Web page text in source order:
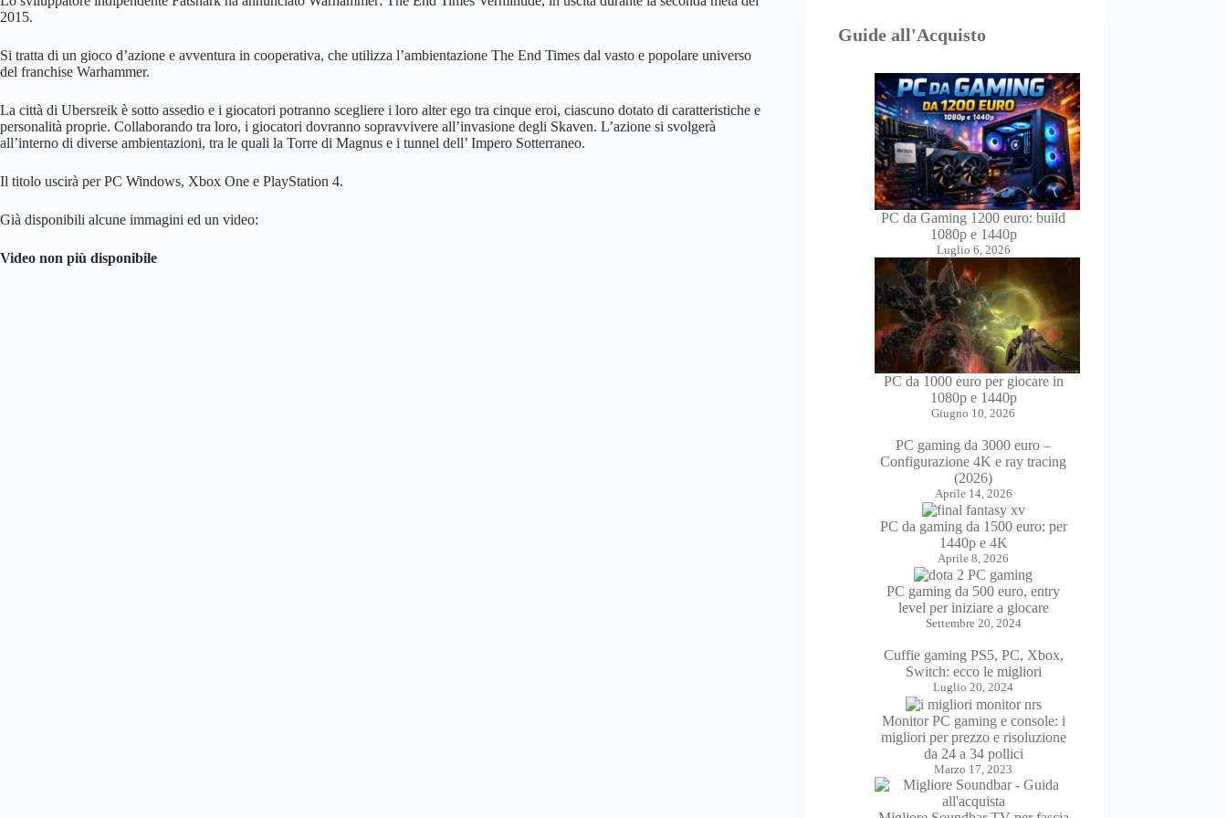
2015.
Si tratta di un gioco d’azione e avventura in cooperativa, che utilizza l’ambientazione The End Times dal vasto e popolare universo
del franchise Warhammer.
La città di Ubersreik è sotto assedio e i giocatori potranno scegliere i loro alter ego tra cinque eroi, ciascuno dotato di caratteristiche e
personalità proprie. Collaborando tra loro, i giocatori dovranno sopravvivere all’invasione degli Skaven. L’azione si svolgerà
all’interno di diverse ambientazioni, tra le quali la Torre di Magnus e i tunnel dell’ Impero Sotterraneo.
Il titolo uscirà per PC Windows, Xbox One e PlayStation 4.
Già disponibili alcune immagini ed un video:
Video non più disponibile
Guide all'Acquisto
PC da Gaming 1200 euro: build
1080p e 1440p
Luglio 6, 2026
PC da 1000 euro per giocare in
1080p e 1440p
Giugno 10, 2026
PC gaming da 3000 euro –
Configurazione 4K e ray tracing
(2026)
Aprile 14, 2026
PC da gaming da 1500 euro: per
1440p e 4K
Aprile 8, 2026
PC gaming da 500 euro, entry
level per iniziare a giocare
Settembre 20, 2024
Cuffie gaming PS5, PC, Xbox,
Switch: ecco le migliori
Luglio 20, 2024
Monitor PC gaming e console: i
migliori per prezzo e risoluzione
da 24 a 34 pollici
Marzo 17, 2023